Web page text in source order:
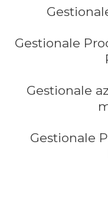
Gestionale
Gestionale
Gestionale